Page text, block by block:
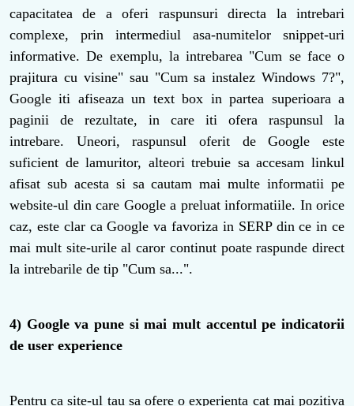
capacitatea de a oferi raspunsuri directa la intrebari
complexe, prin intermediul asa-numitelor snippet-uri
informative. De exemplu, la intrebarea "Cum se face o
prajitura cu visine" sau "Cum sa instalez Windows 7?",
Google iti afiseaza un text box in partea superioara a
paginii de rezultate, in care iti ofera raspunsul la
intrebare. Uneori, raspunsul oferit de Google este
suficient de lamuritor, alteori trebuie sa accesam linkul
afisat sub acesta si sa cautam mai multe informatii pe
website-ul din care Google a preluat informatiile. In orice
caz, este clar ca Google va favoriza in SERP din ce in ce
mai mult site-urile al caror continut poate raspunde direct
la intrebarile de tip "Cum sa...".
4) Google va pune si mai mult accentul pe indicatorii
de user experience
Pentru ca site-ul tau sa ofere o experienta cat mai pozitiva